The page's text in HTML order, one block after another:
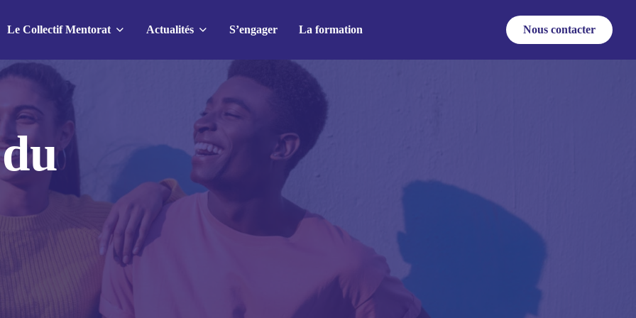
Le Collectif Mentorat Actualités S’engager La formation Nous contacter
Nos actions
Le mois du mentorat
1 jeune, 1 mentor
Le Label Mentorat
actualités
Tour de France du mentorat : à
la rencontre du réseau espagnol
de mentorat pour le Grand
Agenda